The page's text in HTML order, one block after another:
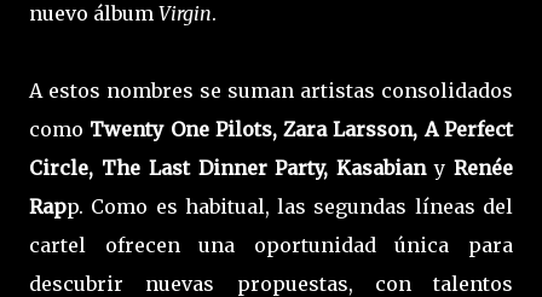
nuevo álbum Virgin.
A estos nombres se suman artistas consolidados
como Twenty One Pilots, Zara Larsson, A Perfect
Circle, The Last Dinner Party, KasabianyRenée
Rapp. Como es habitual, las segundas líneas del
cartel ofrecen una oportunidad única para
descubrir nuevas propuestas, con talentos